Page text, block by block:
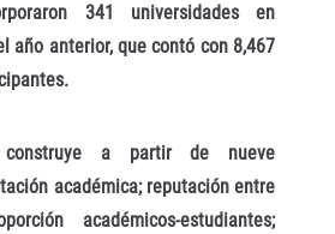
341 universidades en
año anterior, que contó con 8,467
a partir de nueve
académica; reputación entre
académicos-estudiantes;